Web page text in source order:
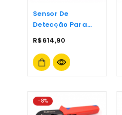
Sensor De
Detecção Para
Datadora Inkjet
Conector P3
R$614,90
-8%